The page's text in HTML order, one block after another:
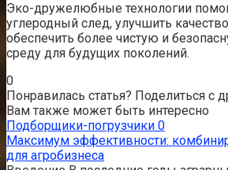
Эко-дружелюбные технологии
углеродный след, улучшить
обеспечить более чистую и
среду для будущих поколений.
0
Понравилась статья? Поделиться с
Вам также может быть интересно
Подборщики-погрузчики 0
Максимум эффективности:
для агробизнеса